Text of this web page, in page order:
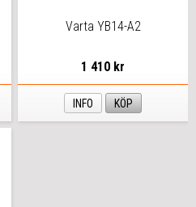
Varta YB14-A2
1 410 kr
INFO KÖP